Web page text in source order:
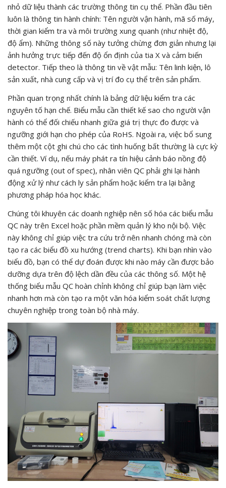
nhỏ dữ liệu thành các trường thông tin cụ thể. Phần đầu tiên
luôn là thông tin hành chính: Tên người vận hành, mã số máy,
thời gian kiểm tra và môi trường xung quanh (như nhiệt độ,
độ ẩm). Những thông số này tưởng chừng đơn giản nhưng lại
ảnh hưởng trực tiếp đến độ ổn định của tia X và cảm biến
detector. Tiếp theo là thông tin về vật mẫu: Tên linh kiện, lô
sản xuất, nhà cung cấp và vị trí đo cụ thể trên sản phẩm.
Phần quan trọng nhất chính là bảng dữ liệu kiểm tra các
nguyên tố hạn chế. Biểu mẫu cần thiết kế sao cho người vận
hành có thể đối chiếu nhanh giữa giá trị thực đo được và
ngưỡng giới hạn cho phép của RoHS. Ngoài ra, việc bổ sung
thêm một cột ghi chú cho các tình huống bất thường là cực kỳ
cần thiết. Ví dụ, nếu máy phát ra tín hiệu cảnh báo nồng độ
quá ngưỡng (out of spec), nhân viên QC phải ghi lại hành
động xử lý như cách ly sản phẩm hoặc kiểm tra lại bằng
phương pháp hóa học khác.
Chúng tôi khuyên các doanh nghiệp nên số hóa các biểu mẫu
QC này trên Excel hoặc phần mềm quản lý kho nội bộ. Việc
này không chỉ giúp việc tra cứu trở nên nhanh chóng mà còn
tạo ra các biểu đồ xu hướng (trend charts). Khi bạn nhìn vào
biểu đồ, bạn có thể dự đoán được khi nào máy cần được bảo
dưỡng dựa trên độ lệch dần đều của các thông số. Một hệ
thống biểu mẫu QC hoàn chỉnh không chỉ giúp bạn làm việc
nhanh hơn mà còn tạo ra một văn hóa kiểm soát chất lượng
chuyên nghiệp trong toàn bộ nhà máy.